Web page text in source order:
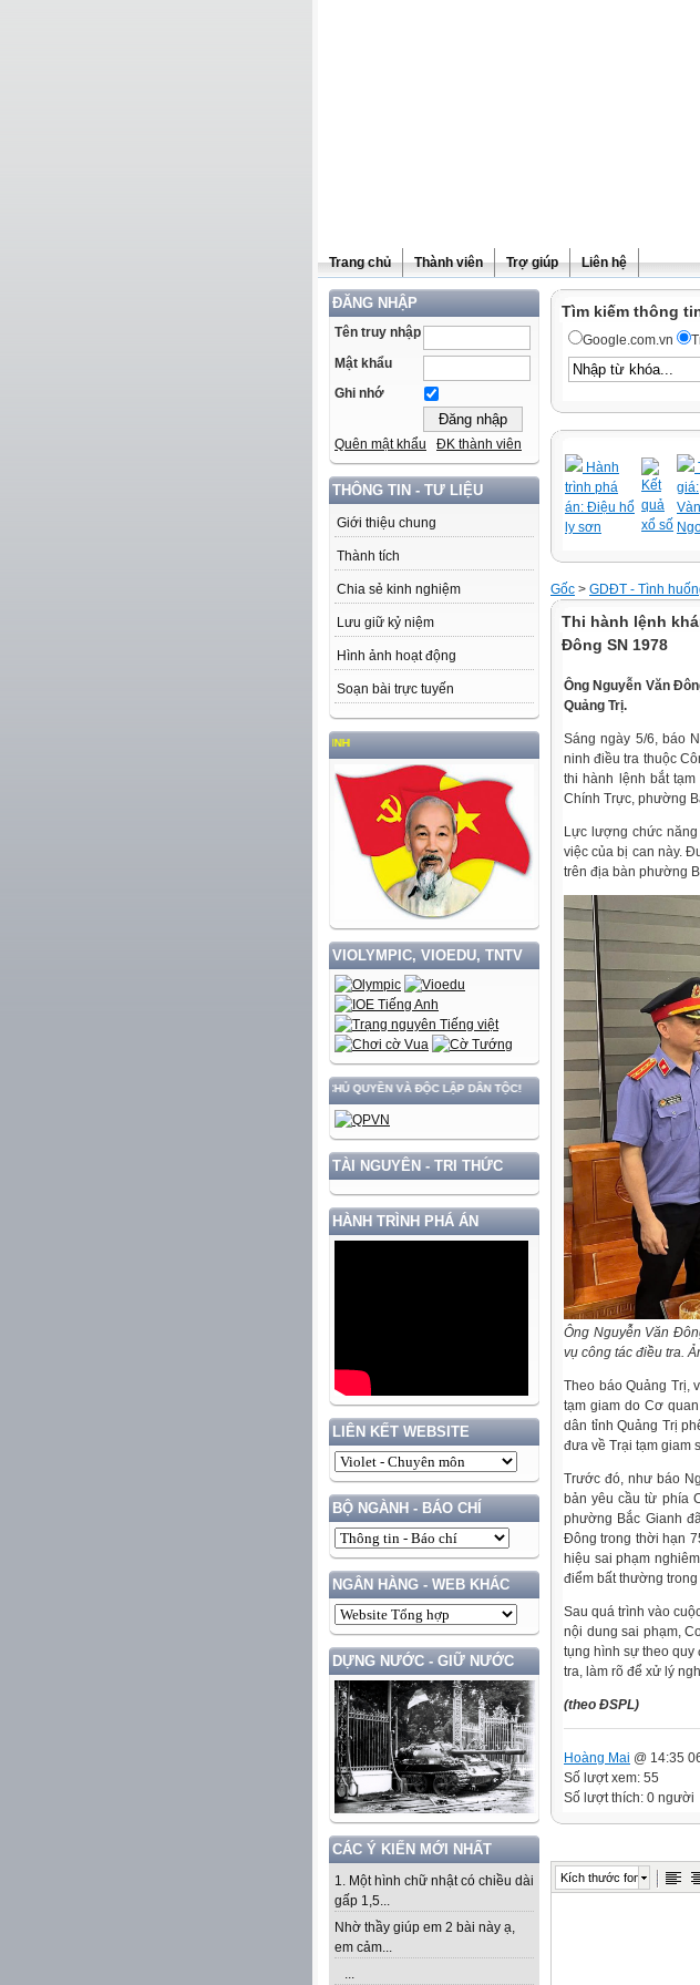
Trang chủ Thành viên Trợ giúp Liên hệ
ĐĂNG NHẬP
Tên truy nhập
Mật khẩu
Ghi nhớ
Quên mật khẩu ĐK thành viên
THÔNG TIN - TƯ LIỆU
Giới thiệu chung
Thành tích
Chia sẻ kinh nghiệm
Lưu giữ kỷ niệm
Hình ảnh hoạt động
Soạn bài trực tuyến
HỌC TẬP VÀ LÀM THEO TƯ
VIOLYMPIC, VIOEDU, TNTV
TRIỂN ĐẤT NƯỚC GẮN VỚI BẢO VỆ VỮNG CHẮC CHỦ QUYỀN VÀ ĐỘC LẬP DÂN TỘC!
TÀI NGUYÊN - TRI THỨC
HÀNH TRÌNH PHÁ ÁN
LIÊN KẾT WEBSITE
BỘ NGÀNH - BÁO CHÍ
NGÂN HÀNG - WEB KHÁC
DỰNG NƯỚC - GIỮ NƯỚC
CÁC Ý KIẾN MỚI NHẤT
1. Một hình chữ nhật có chiều dài
gấp 1,5...
Nhờ thầy giúp em 2 bài này ạ,
em cảm...
...
Tìm kiếm thông
Google.com.vn
Hành
trình phá
án: Điệu hổ
ly sơn
Kết
quả
xổ số
giá:
Gốc > GDĐT - Tình
Thi hành lệnh
Đông SN 1978
Ông Nguyễn Văn
Quảng Trị.
Sáng ngày 5/6, báo
ninh điều tra thuộc
thi hành lệnh bắt
Chính Trực, phường
Lực lượng chức
việc của bị can này.
trên địa bàn phường
Ông Nguyễn Văn
vụ công tác điều tra.
Theo báo Quảng Trị,
tạm giam do Cơ
dân tỉnh Quảng Trị
đưa về Trại tạm giam
Trước đó, như báo
bản yêu cầu từ phía
phường Bắc Gianh
Đông trong thời hạn
hiệu sai phạm
điểm bất thường
Sau quá trình vào
nội dung sai phạm,
tụng hình sự theo quy
tra, làm rõ để xử lý
(theo ĐSPL)
Hoàng Mai @ 14:35
Số lượt xem: 55
Số lượt thích: 0 người
Kích thước font